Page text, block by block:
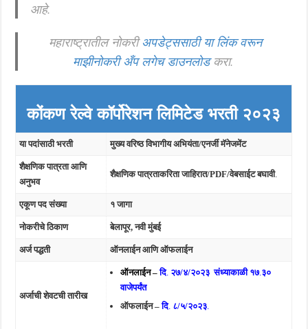
आहे.
महाराष्ट्रातील नोकरीअपडेट्ससाठी या लिंक वरून
माझीनोकरी अँप लगेच डाउनलोडकरा.
कोंकण रेल्वे कॉर्पोरेशन लिमिटेड भरती २०२३
या पदांसाठी भरती मुख्य वरिष्ठ विभागीय अभियंता/एनर्जी मॅनेजमेंट
शैक्षणिक पात्रता आणि
अनुभव
शैक्षणिक पात्रताकरिता जाहिरात/PDF/वेबसाईट बघावी.
एकूण पद संख्या १ जागा
नोकरीचे ठिकाण बेलापूर, नवी मुंबई
अर्ज पद्धती ऑनलाईन आणि ऑफलाईन
अर्जाची शेवटची तारीख
ऑनलाईन –दि. २७/४/२०२३ संध्याकाळी १७.३०
वाजेपर्यंत
ऑफलाईन –दि. ८/५/२०२३.